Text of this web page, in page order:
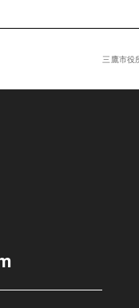
三鷹市役